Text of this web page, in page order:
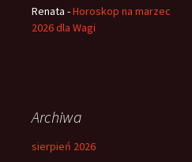
Renata -Horoskop na marzec
2026 dla Wagi
Archiwa
sierpień 2026